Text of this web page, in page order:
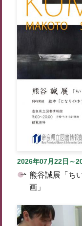
2026年07月22日～
熊谷誠展「ち
画」